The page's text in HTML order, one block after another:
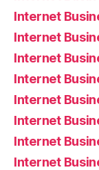
Internet
Internet
Internet
Internet
Internet
Internet
Internet
Internet